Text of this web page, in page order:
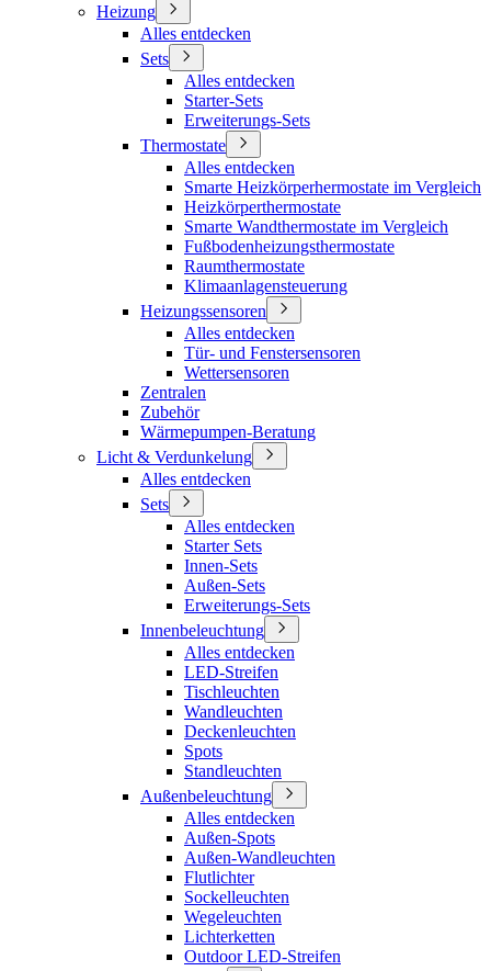
Heizung
Alles entdecken
Sets
Alles entdecken
Starter-Sets
Erweiterungs-Sets
Thermostate
Alles entdecken
Smarte Heizkörperhermostate im Vergleich
Heizkörperthermostate
Smarte Wandthermostate im Vergleich
Fußbodenheizungsthermostate
Raumthermostate
Klimaanlagensteuerung
Heizungssensoren
Alles entdecken
Tür- und Fenstersensoren
Wettersensoren
Zentralen
Zubehör
Wärmepumpen-Beratung
Licht & Verdunkelung
Alles entdecken
Sets
Alles entdecken
Starter Sets
Innen-Sets
Außen-Sets
Erweiterungs-Sets
Innenbeleuchtung
Alles entdecken
LED-Streifen
Tischleuchten
Wandleuchten
Deckenleuchten
Spots
Standleuchten
Außenbeleuchtung
Alles entdecken
Außen-Spots
Außen-Wandleuchten
Flutlichter
Sockelleuchten
Wegeleuchten
Lichterketten
Outdoor LED-Streifen